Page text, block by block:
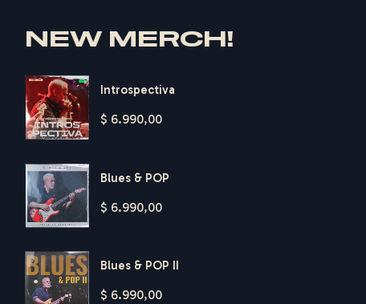
NEW MERCH!
Introspectiva
$ 6.990,00
Blues & POP
$ 6.990,00
Blues & POP II
$ 6.990,00